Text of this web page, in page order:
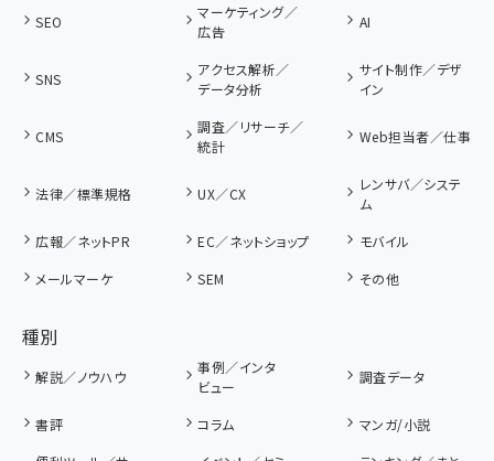
SEO
マーケティング／
広告
AI
SNS
アクセス解析／
データ分析
サイト制作／デザ
イン
CMS
調査／リサーチ／
統計
Web担当者／仕事
法律／標準規格 UX／CX
レンサバ／システ
ム
広報／ネットPR
EC／ネットショップ
モバイル
メールマーケ
SEM その他
種別
解説／ノウハウ
事例／インタ
ビュー
調査データ
書評 コラム
マンガ/小説